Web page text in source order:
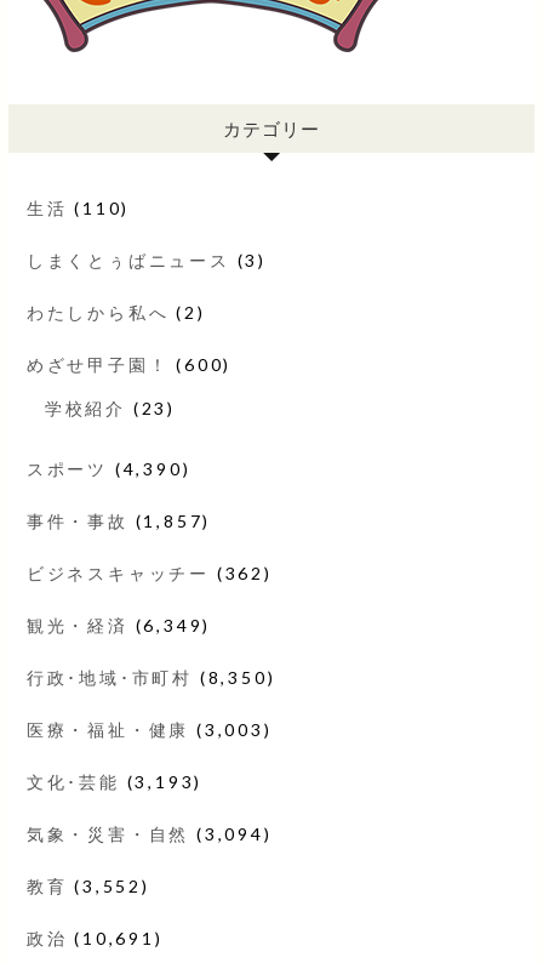
カテゴリー
生活 (110)
しまくとぅばニュース (3)
わたしから私へ (2)
めざせ甲子園！ (600)
学校紹介 (23)
スポーツ (4,390)
事件・事故 (1,857)
ビジネスキャッチー (362)
観光・経済 (6,349)
行政･地域･市町村 (8,350)
医療・福祉・健康 (3,003)
文化･芸能 (3,193)
気象・災害・自然 (3,094)
教育 (3,552)
政治 (10,691)